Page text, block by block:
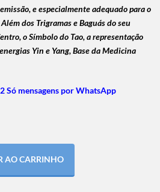
e especialmente adequado para o
Além dos Trigramas e Baguás do seu
o Símbolo do Tao, a representação
Yin e Yang, Base da Medicina
Só mensagens por WhatsApp
AO CARRINHO